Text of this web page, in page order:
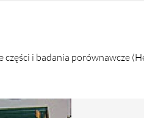
i badania porównawcze